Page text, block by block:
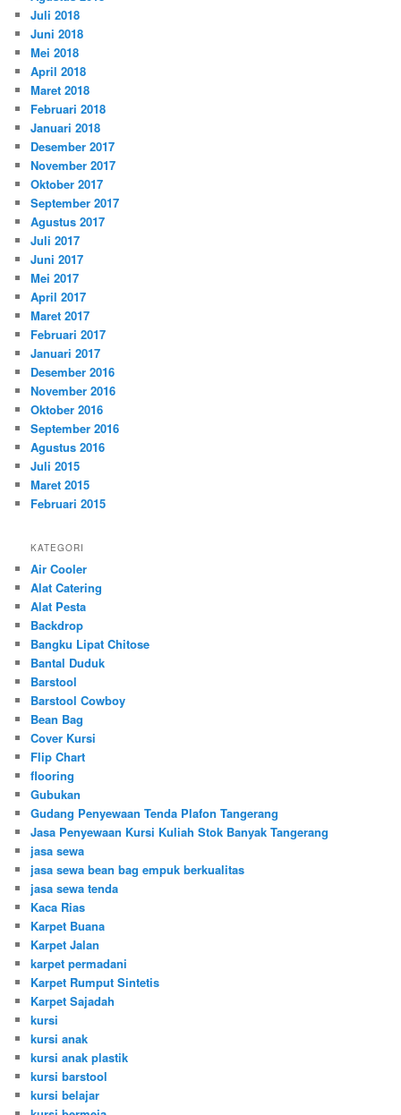
Juli 2018
Juni 2018
Mei 2018
April 2018
Maret 2018
Februari 2018
Januari 2018
Desember 2017
November 2017
Oktober 2017
September 2017
Agustus 2017
Juli 2017
Juni 2017
Mei 2017
April 2017
Maret 2017
Februari 2017
Januari 2017
Desember 2016
November 2016
Oktober 2016
September 2016
Agustus 2016
Juli 2015
Maret 2015
Februari 2015
KATEGORI
Air Cooler
Alat Catering
Alat Pesta
Backdrop
Bangku Lipat Chitose
Bantal Duduk
Barstool
Barstool Cowboy
Bean Bag
Cover Kursi
Flip Chart
flooring
Gubukan
Gudang Penyewaan Tenda Plafon Tangerang
Jasa Penyewaan Kursi Kuliah Stok Banyak Tangerang
jasa sewa
jasa sewa bean bag empuk berkualitas
jasa sewa tenda
Kaca Rias
Karpet Buana
Karpet Jalan
karpet permadani
Karpet Rumput Sintetis
Karpet Sajadah
kursi
kursi anak
kursi anak plastik
kursi barstool
kursi belajar